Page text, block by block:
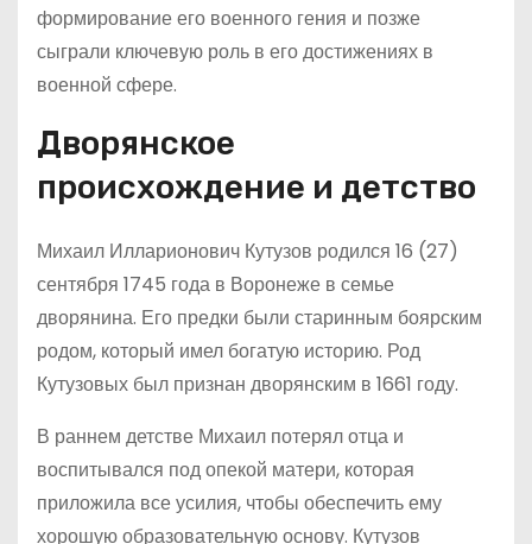
формирование его военного гения и позже
сыграли ключевую роль в его достижениях в
военной сфере.
Дворянское
происхождение и детство
Михаил Илларионович Кутузов родился 16 (27)
сентября 1745 года в Воронеже в семье
дворянина. Его предки были старинным боярским
родом, который имел богатую историю. Род
Кутузовых был признан дворянским в 1661 году.
В раннем детстве Михаил потерял отца и
воспитывался под опекой матери, которая
приложила все усилия, чтобы обеспечить ему
хорошую образовательную основу. Кутузов